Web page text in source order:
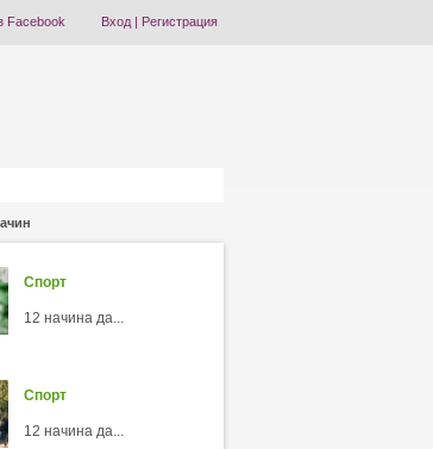
Facebook Вход| Регистрация
Спорт
12 начина да...
Спорт
12 начина да...